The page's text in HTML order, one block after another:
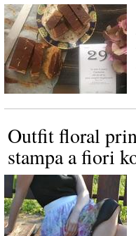
Outfit floral
stampa a fiori